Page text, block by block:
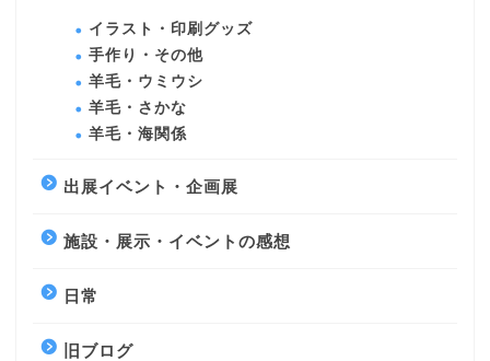
イラスト・印刷グッズ
手作り・その他
羊毛・ウミウシ
羊毛・さかな
羊毛・海関係
出展イベント・企画展
施設・展示・イベントの感想
日常
旧ブログ